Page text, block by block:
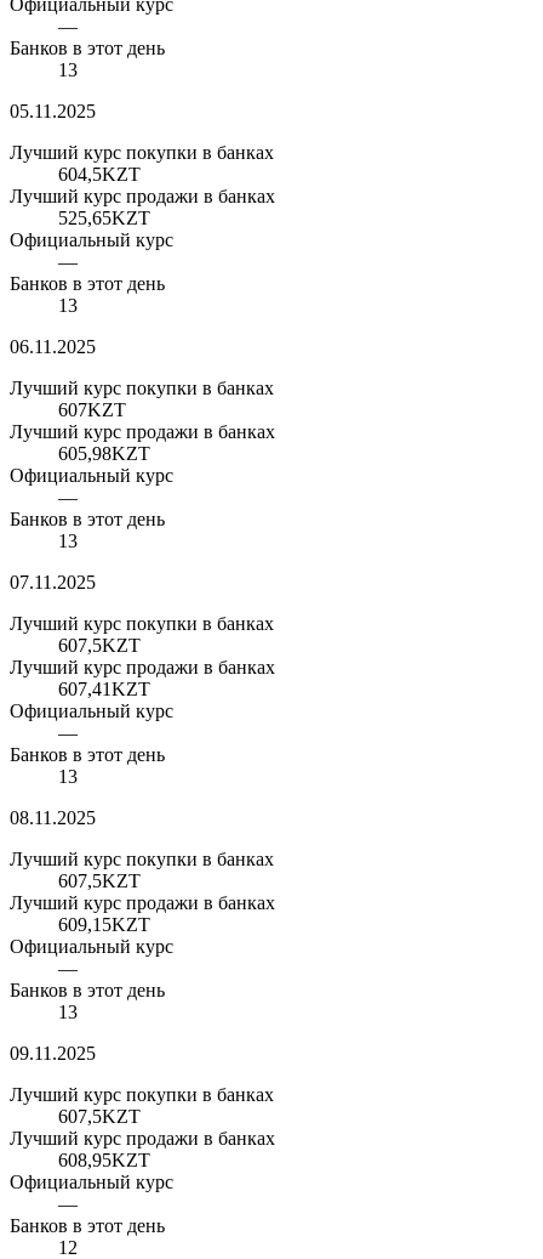
Официальный курс
—
Банков в этот день
13
05.11.2025
Лучший курс покупки в банках
604,5KZT
Лучший курс продажи в банках
525,65KZT
Официальный курс
—
Банков в этот день
13
06.11.2025
Лучший курс покупки в банках
607KZT
Лучший курс продажи в банках
605,98KZT
Официальный курс
—
Банков в этот день
13
07.11.2025
Лучший курс покупки в банках
607,5KZT
Лучший курс продажи в банках
607,41KZT
Официальный курс
—
Банков в этот день
13
08.11.2025
Лучший курс покупки в банках
607,5KZT
Лучший курс продажи в банках
609,15KZT
Официальный курс
—
Банков в этот день
13
09.11.2025
Лучший курс покупки в банках
607,5KZT
Лучший курс продажи в банках
608,95KZT
Официальный курс
—
Банков в этот день
12